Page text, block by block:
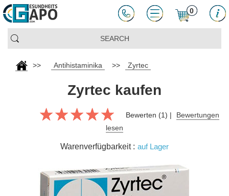
0
>> Antihistaminika >> Zyrtec
Zyrtec kaufen
Bewerten (1) |
Bewertungen
lesen
Warenverfügbarkeit : auf Lager